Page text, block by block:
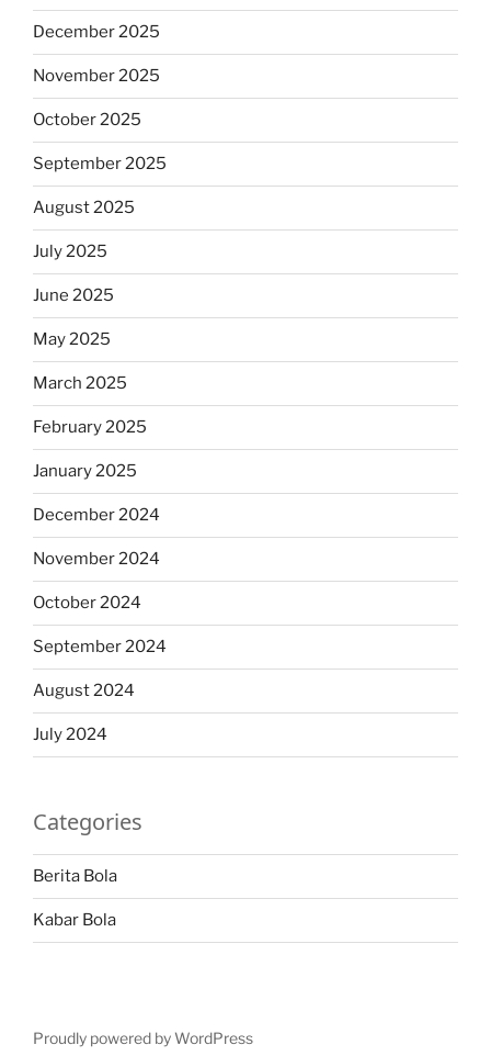
December 2025
November 2025
October 2025
September 2025
August 2025
July 2025
June 2025
May 2025
March 2025
February 2025
January 2025
December 2024
November 2024
October 2024
September 2024
August 2024
July 2024
Categories
Berita Bola
Kabar Bola
Proudly powered by WordPress